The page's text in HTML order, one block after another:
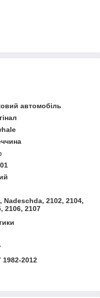
автомобіль
Nadeschda, 2102, 2104,
2106, 2107
1982-2012